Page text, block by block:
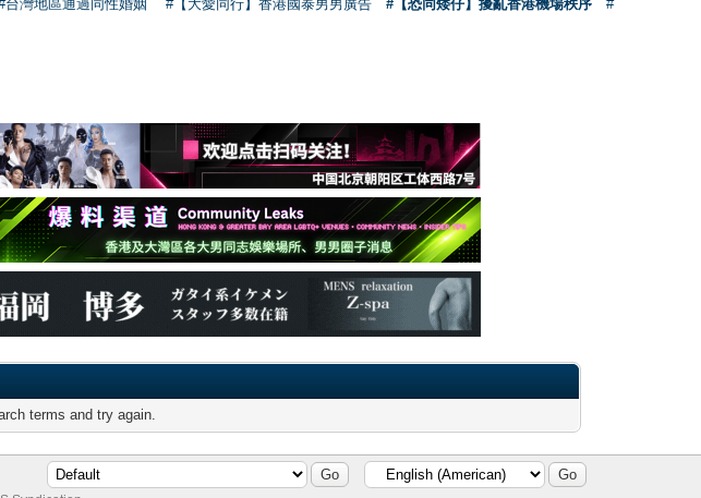
台灣地區通過同性婚姻 #【大愛同行】香港國泰男男廣告 #【恐同矮仔】擾亂香港機場秩序
#
terms and try again.